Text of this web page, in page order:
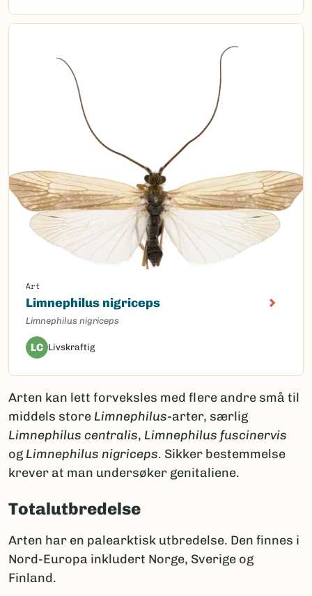
Art
Limnephilus nigriceps
Limnephilus nigriceps
LC Livskraftig
Arten kan lett forveksles med flere andre små til
middels store Limnephilus-arter, særlig
Limnephilus centralis, Limnephilus fuscinervis
og Limnephilus nigriceps. Sikker bestemmelse
krever at man undersøker genitaliene.
Totalutbredelse
Arten har en palearktisk utbredelse. Den finnes i
Nord-Europa inkludert Norge, Sverige og
Finland.